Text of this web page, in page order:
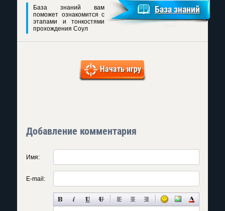
База знаний вам
поможет ознакомится с
этапами и тонкостями
прохождения Соул
База знаний
Начать игру
Добавление комментария
Имя:
E-mail: